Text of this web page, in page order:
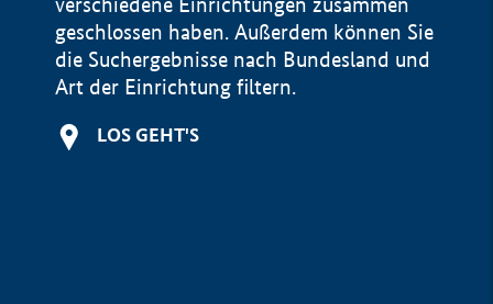
geschlossen haben. Außerdem können Sie
die Suchergebnisse nach Bundesland und
Art der Einrichtung filtern.
LOS GEHT'S